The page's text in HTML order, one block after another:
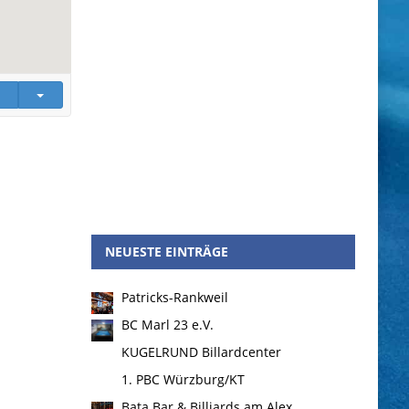
NEUESTE EINTRÄGE
Patricks-Rankweil
BC Marl 23 e.V.
KUGELRUND Billardcenter
1. PBC Würzburg/KT